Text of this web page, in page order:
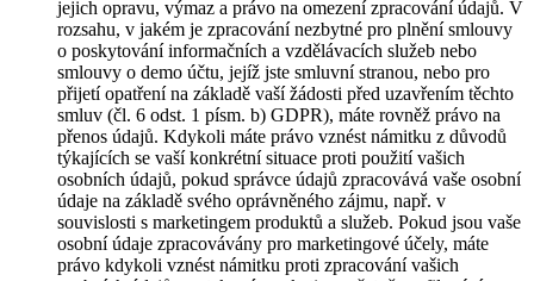
jejich opravu, výmaz a právo na omezení zpracování údajů. V
rozsahu, v jakém je zpracování nezbytné pro plnění smlouvy
o poskytování informačních a vzdělávacích služeb nebo
smlouvy o demo účtu, jejíž jste smluvní stranou, nebo pro
přijetí opatření na základě vaší žádosti před uzavřením těchto
smluv (čl. 6 odst. 1 písm. b) GDPR), máte rovněž právo na
přenos údajů. Kdykoli máte právo vznést námitku z důvodů
týkajících se vaší konkrétní situace proti použití vašich
osobních údajů, pokud správce údajů zpracovává vaše osobní
údaje na základě svého oprávněného zájmu, např. v
souvislosti s marketingem produktů a služeb. Pokud jsou vaše
osobní údaje zpracovávány pro marketingové účely, máte
právo kdykoli vznést námitku proti zpracování vašich